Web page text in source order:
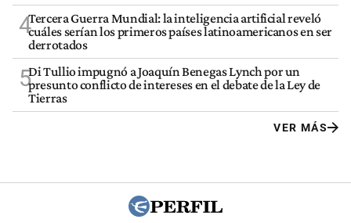
4Tercera Guerra Mundial: la inteligencia artificial reveló
cuáles serían los primeros países latinoamericanos en ser
derrotados
5Di Tullio impugnó a Joaquín Benegas Lynch por un
presunto conflicto de intereses en el debate de la Ley de
Tierras
VER MÁS